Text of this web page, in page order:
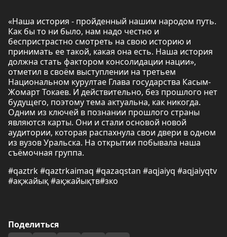
«Наша история - пройденный нашим народом путь.
Как бы то ни было, нам надо честно и
беспристрастно смотреть на свою историю и
принимать ее такой, какая она есть. Наша история
должна стать фактором консолидации нации»,
отметил в своём выступлении на третьем
Национальном курултае Глава государства Касым-
Жомарт Токаев. И действительно, без прошлого нет
будущего, поэтому тема актуальна, как никогда.
Одним из ключей в познании прошлого страны
являются карты. Они и стали основой новой
аудитории, которая распахнула свои двери в одном
из вузов Уральска. На открытии побывала наша
съёмочная группа.
#qaztrk #qaztrkaimaq #qazaqstan #aqjaiyq #aqjaiyqtv
#ақжайық #ақжайықтв#зко
Поделиться